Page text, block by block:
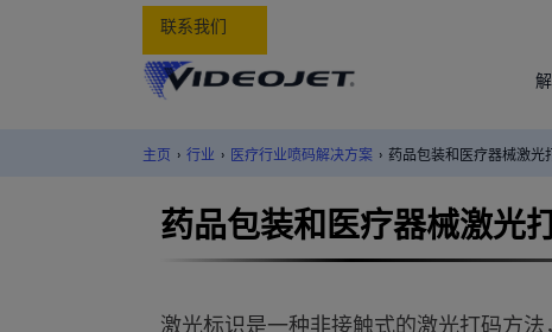
联系我们
主页 › 行业 › 医疗行业喷码解决方案 › 药品包装和医疗器械激光
药品包装和医疗器械激光
激光标识是一种非接触式的激光打码方